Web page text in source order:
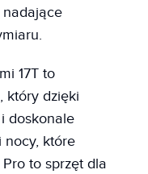
nadające
17T to
który dzięki
doskonale
nocy, które
to sprzęt dla